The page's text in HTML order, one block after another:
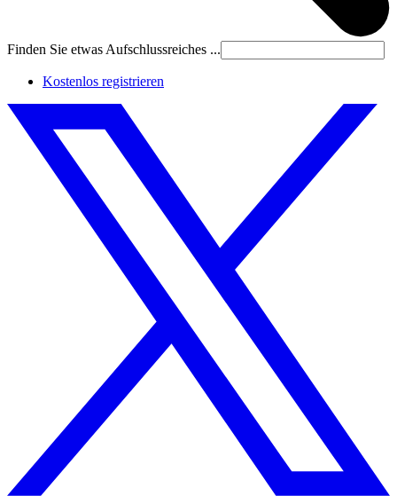
Finden Sie etwas Aufschlussreiches ...
Kostenlos registrieren